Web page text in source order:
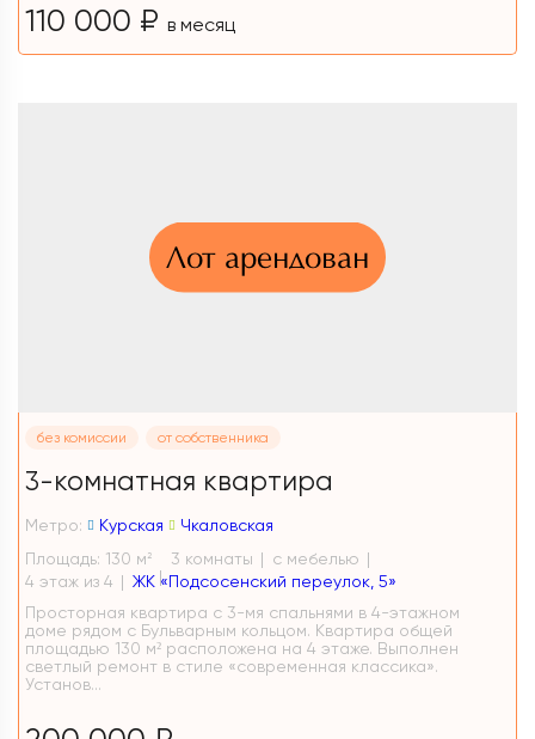
110 000 ₽ в месяц
Лот арендован
без комиссии от собственника
3-комнатная квартира
Метро: Курская
Чкаловская
Площадь: 130 м 2 3 комнаты
с мебелью
4 этаж из 4
ЖК «Подсосенский переулок, 5»
Просторная квартира с 3-мя спальнями в 4-этажном
доме рядом с Бульварным кольцом. Квартира общей
площадью 130 м² расположена на 4 этаже. Выполнен
светлый ремонт в стиле «современная классика».
Установ...